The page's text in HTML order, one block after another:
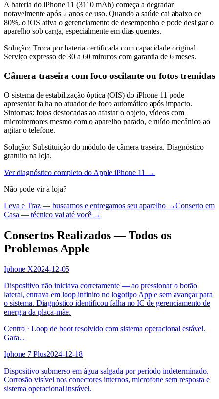
A bateria do iPhone 11 (3110 mAh) começa a degradar
notavelmente após 2 anos de uso. Quando a saúde cai abaixo de
80%, o iOS ativa o gerenciamento de desempenho e pode desligar o
aparelho sob carga, especialmente em dias quentes.
Solução: Troca por bateria certificada com capacidade original.
Serviço expresso de 30 a 60 minutos com garantia de 6 meses.
Câmera traseira com foco oscilante ou fotos tremidas
O sistema de estabilização óptica (OIS) do iPhone 11 pode
apresentar falha no atuador de foco automático após impacto.
Sintomas: fotos desfocadas ao afastar o objeto, vídeos com
microtremores mesmo com o aparelho parado, e ruído mecânico ao
agitar o telefone.
Solução: Substituição do módulo de câmera traseira. Diagnóstico
gratuito na loja.
Ver diagnóstico completo do Apple iPhone 11 →
Não pode vir à loja?
Leva e Traz — buscamos e entregamos seu aparelho →Conserto em
Casa — técnico vai até você →
Consertos Realizados — Todos os
Problemas Apple
Iphone X2024-12-05
Dispositivo não iniciava corretamente — ao pressionar o botão
lateral, entrava em loop infinito no logotipo Apple sem avançar para
o sistema. Diagnóstico identificou falha no IC de gerenciamento de
energia da placa-mãe.
Centro · Loop de boot resolvido com sistema operacional estável.
Gara...
Iphone 7 Plus2024-12-18
Dispositivo submerso em água salgada por período indeterminado.
Corrosão visível nos conectores internos, microfone sem resposta e
sistema operacional instável.